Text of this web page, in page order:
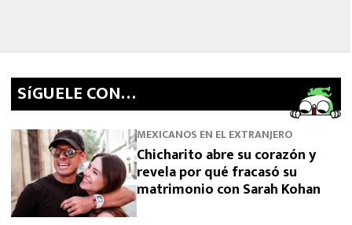
SíGUELE CON…
MEXICANOS EN EL EXTRANJERO
Chicharito abre su corazón y
revela por qué fracasó su
matrimonio con Sarah Kohan